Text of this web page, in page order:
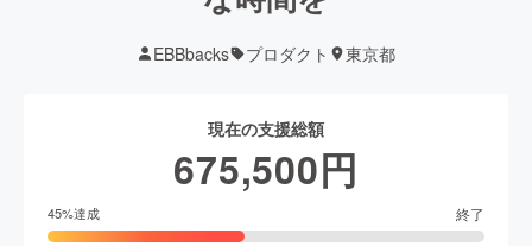
EBBbacks プロダクト 東京都
現在の支援総額
675,500円
45%達成 終了